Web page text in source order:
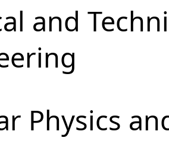
and
Physics